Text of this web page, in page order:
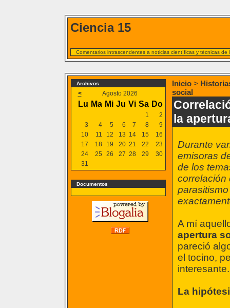
Ciencia 15
Comentarios intrascendentes a noticias científicas y técnicas de
Archivos
< Agosto 2026
Lu Ma Mi Ju Vi Sa Do
1
2
3
4 5 6 7 8
9
10
11 12 13 14 15
16
17
18 19 20 21 22
23
24
25 26 27 28 29
30
31
Documentos
Inicio>
social
la
Durante
emisoras
de los
correlación
A mí
apertura
pareció
el tocino,
interesante.
La